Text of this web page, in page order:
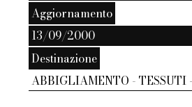
Aggiornamento
13/09/2000
Destinazione
ABBIGLIAMENTO - TESSUTI